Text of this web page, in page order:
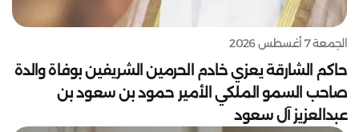
الجمعة 7 أغسطس 2026
حاكم الشارقة يعزي خادم الحرمين الشريفين بوفاة والدة
صاحب السمو الملكي الأمير حمود بن سعود بن
عبدالعزيز آل سعود